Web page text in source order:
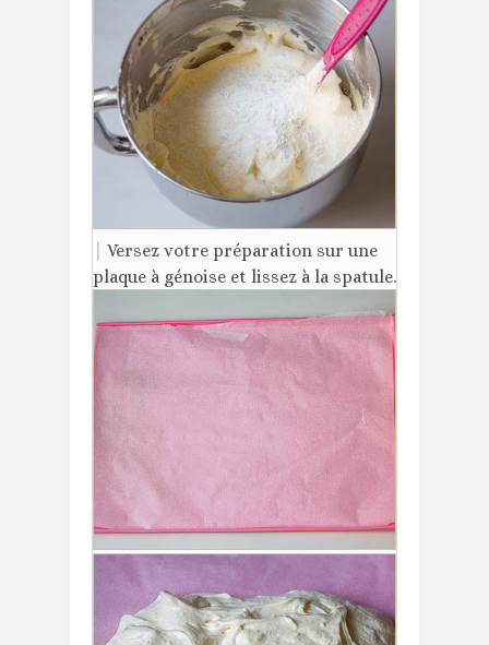
Versez votre préparation sur une
plaque à génoise et lissez à la spatule.